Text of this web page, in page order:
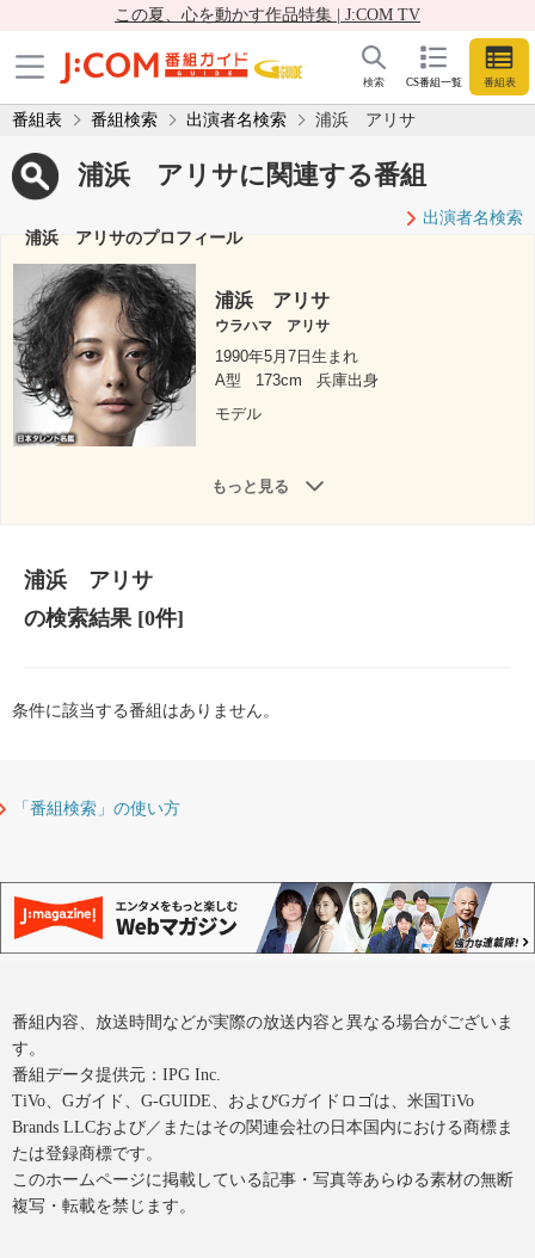
この夏、心を動かす作品特集 | J:COM TV
CS番組一覧 番組表
検索
番組表 番組検索 出演者名検索 浦浜 アリサ
浦浜 アリサに関連する番組
出演者名検索
浦浜 アリサのプロフィール
浦浜 アリサ
ウラハマ アリサ
1990年5月7日生まれ
A型
173cm
兵庫出身
モデル
もっと見る
浦浜 アリサ
の検索結果[0件]
条件に該当する番組はありません。
「番組検索」の使い方
番組内容、放送時間などが実際の放送内容と異なる場合がございま
す。
番組データ提供元：IPG Inc.
TiVo、Gガイド、G-GUIDE、およびGガイドロゴは、米国TiVo
Brands LLCおよび／またはその関連会社の日本国内における商標ま
たは登録商標です。
このホームページに掲載している記事・写真等あらゆる素材の無断
複写・転載を禁じます。